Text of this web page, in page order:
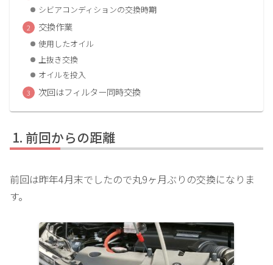
シビアコンディションの交換時期
交換作業
使用したオイル
上抜き交換
オイルを投入
次回はフィルター同時交換
前回からの距離
前回は昨年4月末でしたので丸9ヶ月ぶりの交換になりま
す。